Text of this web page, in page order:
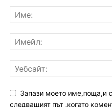
Запази моето име,поща,и
следващият път ,когато